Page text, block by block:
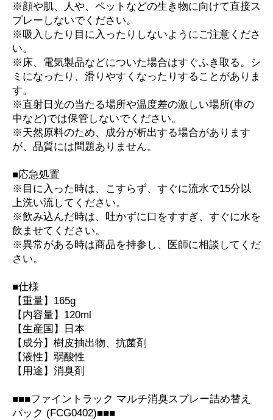
※顔や肌、人や、ペットなどの生き物に向けて直接ス
プレーしないでください。
※吸入したり目に入ったりしないようにご注意くださ
い。
※床、電気製品などについた場合はすぐふき取る。シ
ミになったり、滑りやすくなったりすることがありま
す。
※直射日光の当たる場所や温度差の激しい場所(車の
中など)では保管しないでください。
※天然原料のため、成分が析出する場合があります
が、品質には問題ありません。
■応急処置
※目に入った時は、こすらず、すぐに流水で15分以
上洗い流してください。
※飲み込んだ時は、吐かずに口をすすぎ、すぐに水を
飲ませてください。
※異常がある時は商品を持参し、医師に相談してくだ
さい。
■仕様
【重量】165g
【内容量】120ml
【生産国】日本
【成分】樹皮抽出物、抗菌剤
【液性】弱酸性
【用途】消臭剤
■■■ファイントラック マルチ消臭スプレー詰め替え
パック (FCG0402)■■■